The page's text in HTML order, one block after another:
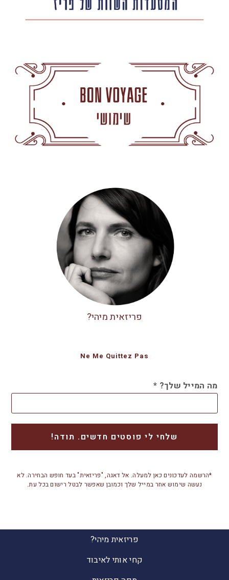
פריזאית מיהי?
Ne Me Quittez Pas
מה המייל שלך? *
*הרשמה לעדכונים כאן למעלה. אל דאגה, "פריזאית" בעד חופש הבחירה. לא
נעשה שימוש אחר במייל שלך וכמובן שאפשר לבטל רישום בכל עת.
פריזאית מיהי?
קחי אותי לאיבוד